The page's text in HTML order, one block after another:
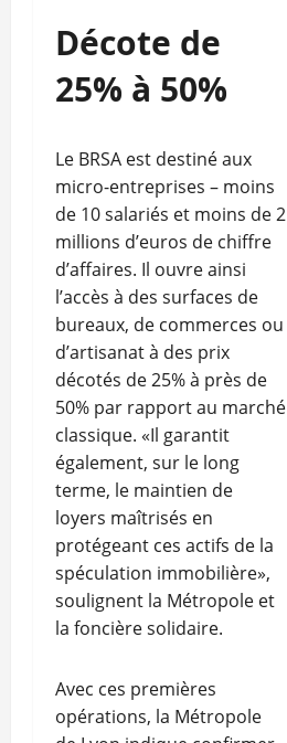
Décote de
25% à 50%
Le BRSA est destiné aux
micro-entreprises – moins
de 10 salariés et moins de 2
millions d’euros de chiffre
d’affaires. Il ouvre ainsi
l’accès à des surfaces de
bureaux, de commerces ou
d’artisanat à des prix
décotés de 25% à près de
50% par rapport au marché
classique. «Il garantit
également, sur le long
terme, le maintien de
loyers maîtrisés en
protégeant ces actifs de la
spéculation immobilière»,
soulignent la Métropole et
la foncière solidaire.
Avec ces premières
opérations, la Métropole